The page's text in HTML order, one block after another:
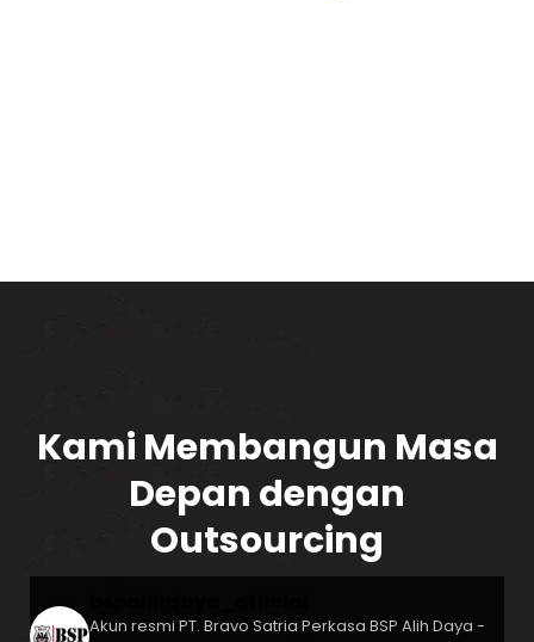
Kami Membangun Masa
Depan dengan
Outsourcing
Akun resmi PT. Bravo Satria Perkasa BSP Alih Daya -